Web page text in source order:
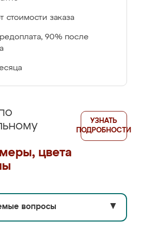
стоимости заказа
90% после
цвета
УЗНАТЬ
ПОДРОБНОСТИ
вопросы ▼